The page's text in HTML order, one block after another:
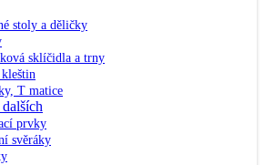
stoly a děličky
sklíčidla a trny
kleštin
T matice
prvky
svěráky